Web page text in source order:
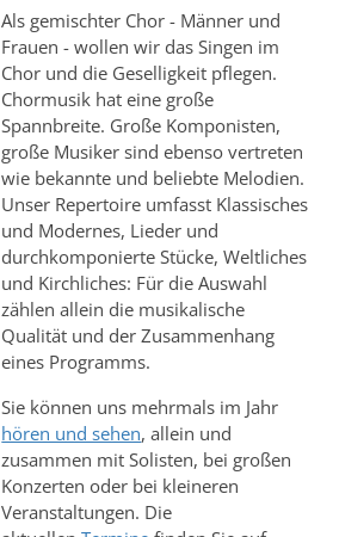
Als gemischter Chor - Männer und
Frauen - wollen wir das Singen im
Chor und die Geselligkeit pflegen.
Chormusik hat eine große
Spannbreite. Große Komponisten,
große Musiker sind ebenso vertreten
wie bekannte und beliebte Melodien.
Unser Repertoire umfasst Klassisches
und Modernes, Lieder und
durchkomponierte Stücke, Weltliches
und Kirchliches: Für die Auswahl
zählen allein die musikalische
Qualität und der Zusammenhang
eines Programms.
Sie können uns mehrmals im Jahr
hören und sehen, allein und
zusammen mit Solisten, bei großen
Konzerten oder bei kleineren
Veranstaltungen. Die